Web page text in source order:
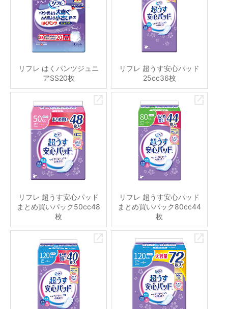
リフレ はくパンツジュニ
アSS20枚
リフレ 超うす安心パッド
25cc36枚
リフレ 超うす安心パッド
まとめ買いパック50cc48
枚
リフレ 超うす安心パッド
まとめ買いパック80cc44
枚